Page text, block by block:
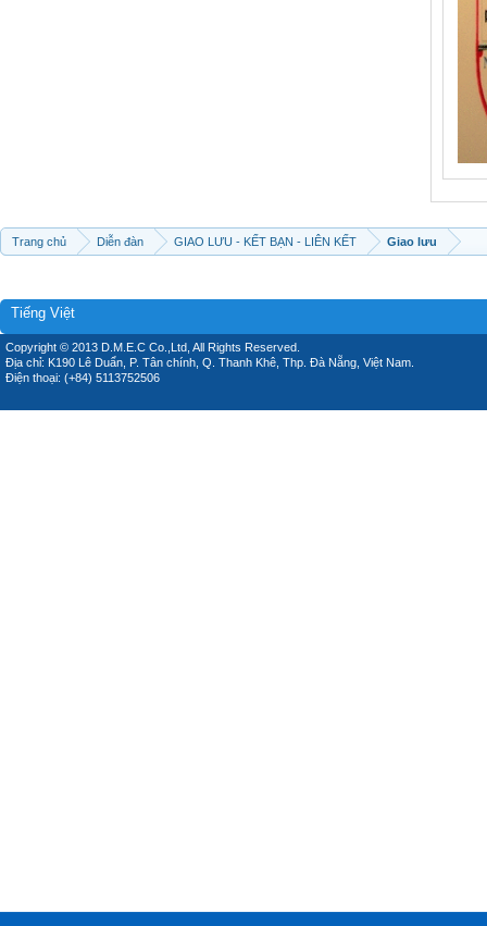
Trang chủ Diễn đàn GIAO LƯU - KẾT BẠN - LIÊN KẾT Giao lưu
Tiếng Việt
Copyright © 2013 D.M.E.C Co.,Ltd, All Rights Reserved.
Địa chỉ: K190 Lê Duẩn, P. Tân chính, Q. Thanh Khê, Thp. Đà Nẵng, Việt Nam.
Điện thoại: (+84) 5113752506